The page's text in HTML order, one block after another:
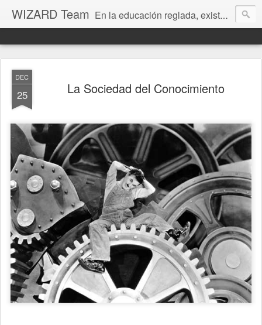
WIZARD Team En la educación reglada, existen distanciamientos y divergencias de misión, visión y objetivos, entre los chicos, padres y centros. A pesar de parecer perseguir todos lo mismo, se mezclan y confunden metas e intereses en la educación, formación, desarrollo humano y capacitación de los alumnos… cuando no las prioridades en estos.
Es un autentico problema conciliar la vida familiar, actividades extra escolares y el necesario ocio, con las exigencias de la “Formación Reglada”.
DEC
25 La Sociedad del Conocimiento